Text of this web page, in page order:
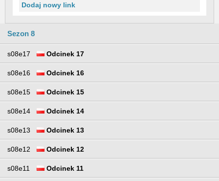
Dodaj nowy link
Sezon 8
s08e17 Odcinek 17
s08e16 Odcinek 16
s08e15 Odcinek 15
s08e14 Odcinek 14
s08e13 Odcinek 13
s08e12 Odcinek 12
s08e11 Odcinek 11